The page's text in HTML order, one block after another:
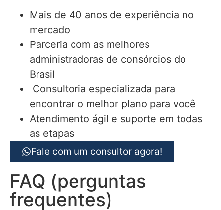
Mais de 40 anos de experiência no
mercado
Parceria com as melhores
administradoras de consórcios do
Brasil
Consultoria especializada para
encontrar o melhor plano para você
Atendimento ágil e suporte em todas
as etapas
Fale com um consultor agora!
FAQ (perguntas
frequentes)